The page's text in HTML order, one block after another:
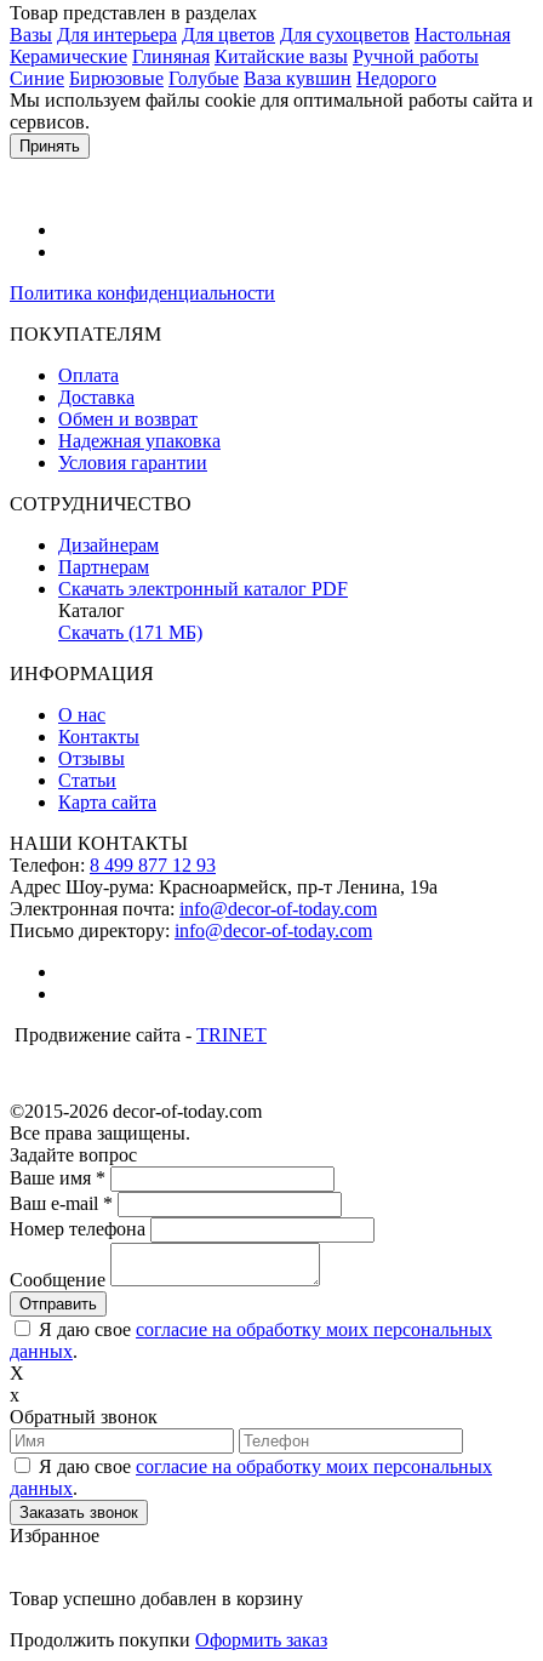
Товар представлен в разделах
Вазы Для интерьера Для цветов Для сухоцветов Настольная
Керамические Глиняная Китайские вазы Ручной работы
Синие Бирюзовые Голубые Ваза кувшин Недорого
Мы используем файлы cookie для оптимальной работы сайта и
сервисов.
Принять
Политика конфиденциальности
ПОКУПАТЕЛЯМ
Оплата
Доставка
Обмен и возврат
Надежная упаковка
Условия гарантии
СОТРУДНИЧЕСТВО
Дизайнерам
Партнерам
Скачать электронный каталог PDF
Каталог
Скачать (171 МБ)
ИНФОРМАЦИЯ
О нас
Контакты
Отзывы
Статьи
Карта сайта
НАШИ КОНТАКТЫ
Телефон: 8 499 877 12 93
Адрес Шоу-рума: Красноармейск, пр-т Ленина, 19а
Электронная почта: info@decor-of-today.com
Письмо директору: info@decor-of-today.com
Продвижение сайта - TRINET
©2015-2026 decor-of-today.com
Все права защищены.
Задайте вопрос
Ваше имя *
Ваш e-mail *
Номер телефона
Сообщение
Я даю свое согласие на обработку моих персональных
данных.
X
x
Обратный звонок
Я даю свое согласие на обработку моих персональных
данных.
Избранное
Товар успешно добавлен в корзину
Продолжить покупки Оформить заказ